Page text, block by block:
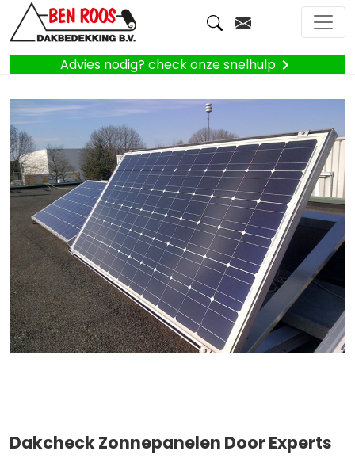
Advies nodig? check onze snelhulp
Dakcheck Zonnepanelen Door Experts